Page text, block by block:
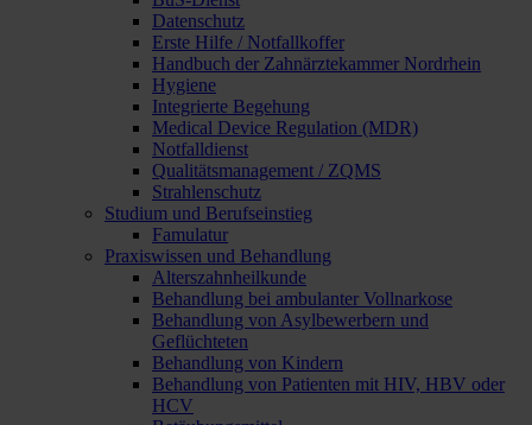
Datenschutz
Erste Hilfe / Notfallkoffer
Handbuch der Zahnärztekammer Nordrhein
Hygiene
Integrierte Begehung
Medical Device Regulation (MDR)
Notfalldienst
Qualitätsmanagement / ZQMS
Strahlenschutz
Studium und Berufseinstieg
Famulatur
Praxiswissen und Behandlung
Alterszahnheilkunde
Behandlung bei ambulanter Vollnarkose
Behandlung von Asylbewerbern und
Geflüchteten
Behandlung von Kindern
Behandlung von Patienten mit HIV, HBV oder
HCV